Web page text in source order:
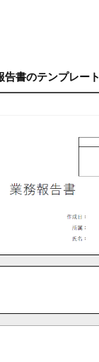
書のテンプレート